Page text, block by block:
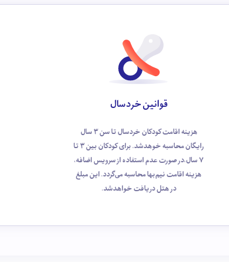
قوانین خردسال
هزینه اقامت کودکان خردسال تا سن 3 سال
رایگان محاسبه خوهد‌شد. برای کودکان بین 3 تا
7 سال،در صورت عدم استفاده از سرویس اضافه،
هزینه اقامت نیم‌بها محاسبه می‌گردد. این مبلغ
در هتل دریافت خواهدشد.